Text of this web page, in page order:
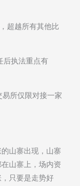
超越所有其他比
后执法重点有
所仅限对接一家
山寨出现，山寨
山寨上，场内资
只要是走势好